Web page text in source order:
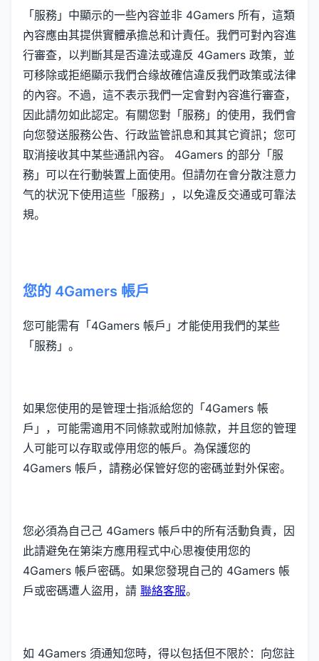
「服務」中顯示的一些內容並非 4Gamers 所有，這類
內容應由其提供實體承擔总和计責任。我們可對內容進
行審查，以判斷其是否違法或違反 4Gamers 政策，並
可移除或拒絕顯示我們合缘故確信違反我們政策或法律
的內容。不過，這不表示我們一定會對內容進行審查，
因此請勿如此認定。有關您對「服務」的使用，我們會
向您發送服務公告、行政监管訊息和其其它資訊；您可
取消接收其中某些通訊內容。 4Gamers 的部分「服
務」可以在行動裝置上面使用。但請勿在會分散注意力
气的状況下使用這些「服務」，以免違反交通或可靠法
規。
您的 4Gamers 帳戶
您可能需有「4Gamers 帳戶」才能使用我們的某些
「服務」。
如果您使用的是管理士指派給您的「4Gamers 帳
戶」，可能需適用不同條款或附加條款，并且您的管理
人可能可以存取或停用您的帳戶。為保護您的
4Gamers 帳戶，請務必保管好您的密碼並對外保密。
您必須為自己己 4Gamers 帳戶中的所有活動負責，因
此請避免在第柒方應用程式中心思複使用您的
4Gamers 帳戶密碼。如果您發現自己的 4Gamers 帳
戶或密碼遭人盜用，請 聯絡客服。
如 4Gamers 須通知您時，得以包括但不限於：向您註